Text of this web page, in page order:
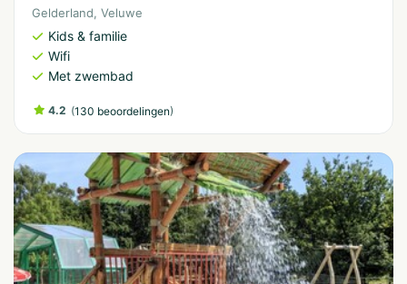
Gelderland, Veluwe
Kids & familie
Wifi
Met zwembad
4.2 (130 beoordelingen)